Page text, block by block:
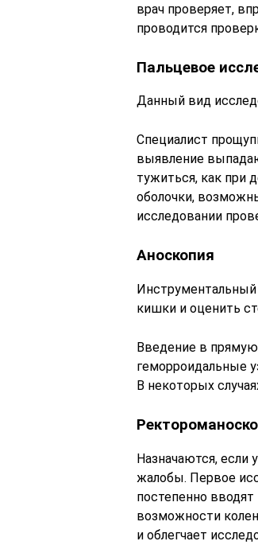
врач проверяет,
проводится
Пальцевое
Данный вид
Специалист
выявление
тужиться, как при
оболочки,
исследовании
Аноскопия
кишки и оценить
Введение в
геморроидальные
В некоторых
Назначаются, если
жалобы. Первое
постепенно
возможности
и облегчает